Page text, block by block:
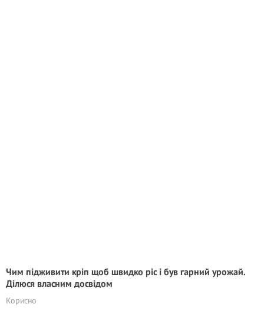
Чим підживити кріп щоб швидко ріс і був гарний урожай.
Ділюся власним досвідом
Корисно